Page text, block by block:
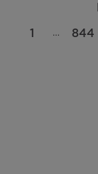
1 … 844